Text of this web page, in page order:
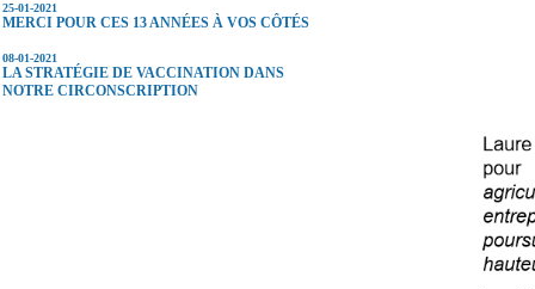
25-01-2021
MERCI POUR CES 13 ANNÉES À VOS CÔTÉS
08-01-2021
LA STRATÉGIE DE VACCINATION DANS
NOTRE CIRCONSCRIPTION